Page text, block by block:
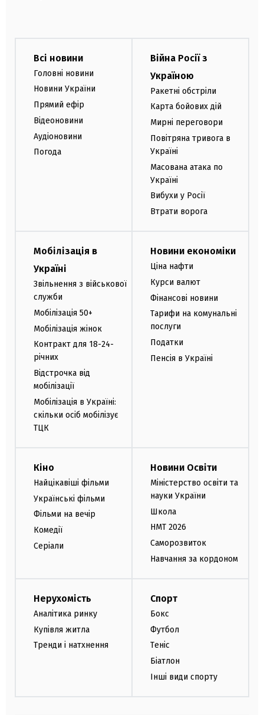
Всі новини
Головні новини
Новини України
Прямий ефір
Відеоновини
Аудіоновини
Погода
Війна Росії з
Україною
Ракетні обстріли
Карта бойових дій
Мирні переговори
Повітряна тривога в
Україні
Масована атака по
Україні
Вибухи у Росії
Втрати ворога
Мобілізація в
Україні
Звільнення з військової
служби
Мобілізація 50+
Мобілізація жінок
Контракт для 18-24-
річних
Відстрочка від
мобілізації
Мобілізація в Україні:
скільки осіб мобілізує
ТЦК
Новини економіки
Ціна нафти
Курси валют
Фінансові новини
Тарифи на комунальні
послуги
Податки
Пенсія в Україні
Кіно
Найцікавіші фільми
Українські фільми
Фільми на вечір
Комедії
Серіали
Новини Освіти
Міністерство освіти та
науки України
Школа
НМТ 2026
Саморозвиток
Навчання за кордоном
Нерухомість
Аналітика ринку
Купівля житла
Тренди і натхнення
Спорт
Бокс
Футбол
Теніс
Біатлон
Інші види спорту